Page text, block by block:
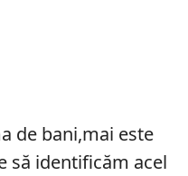
de bani,mai este
să identificăm acel